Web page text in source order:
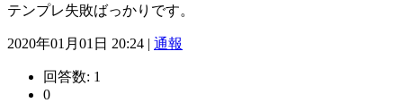
テンプレ失敗ばっかりです。
2020年01月01日 20:24 | 通報
回答数: 1
0